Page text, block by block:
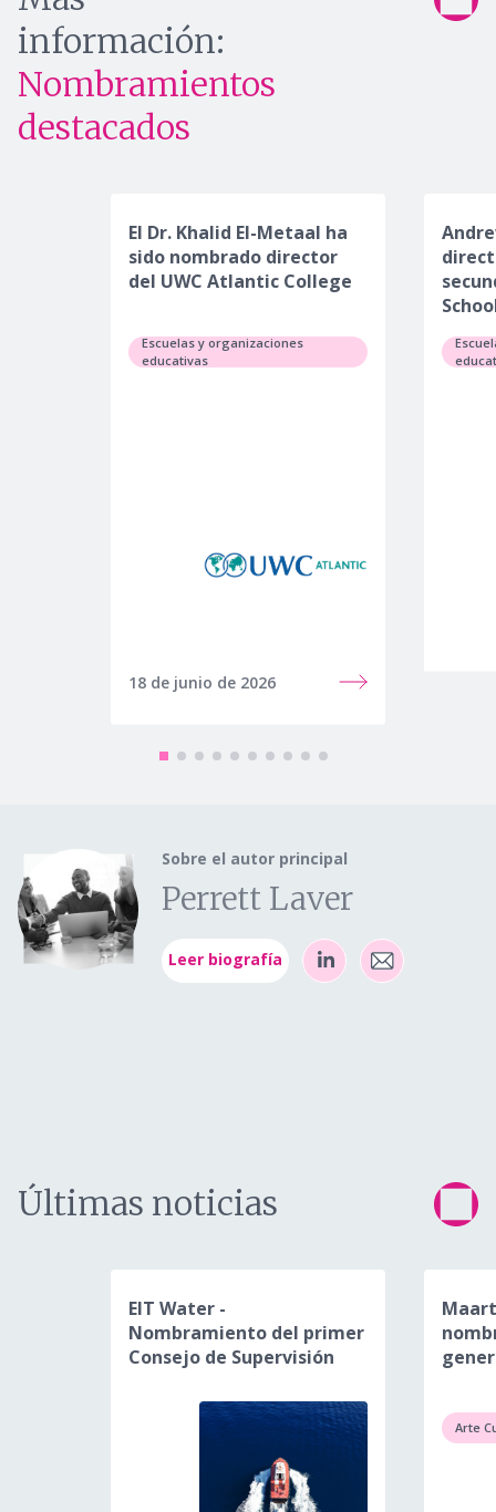
información:
Nombramientos
destacados
El Dr. Khalid El-Metaal ha
sido nombrado director
del UWC Atlantic College
Escuelas y organizaciones
educativas
18 de junio de 2026
Sobre el autor principal
Perrett Laver
Leer biografía
Últimas noticias
EIT Water -
Nombramiento del primer
Consejo de Supervisión
Arte